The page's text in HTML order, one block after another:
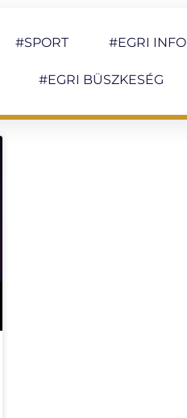
#SPORT #EGRI INFO
#EGRI BÜSZKESÉG